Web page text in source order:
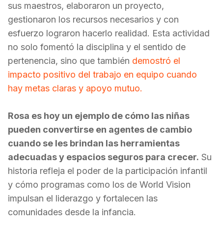
sus maestros, elaboraron un proyecto,
gestionaron los recursos necesarios y con
esfuerzo lograron hacerlo realidad. Esta actividad
no solo fomentó la disciplina y el sentido de
pertenencia, sino que también demostró el
impacto positivo del trabajo en equipo cuando
hay metas claras y apoyo mutuo.
Rosa es hoy un ejemplo de cómo las niñas
pueden convertirse en agentes de cambio
cuando se les brindan las herramientas
adecuadas y espacios seguros para crecer. Su
historia refleja el poder de la participación infantil
y cómo programas como los de World Vision
impulsan el liderazgo y fortalecen las
comunidades desde la infancia.